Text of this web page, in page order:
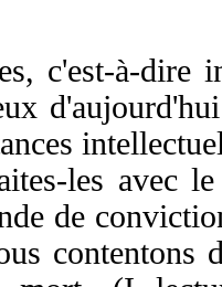
c'est-à-dire
les avec
de
contentons